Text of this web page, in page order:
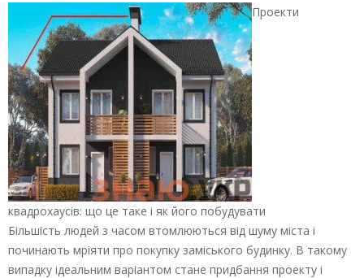
Проекти
квадрохаусів: що це таке і як його побудувати
Більшість людей з часом втомлюються від шуму міста і
починають мріяти про покупку заміського будинку. В такому
випадку ідеальним варіантом стане придбання проекту і